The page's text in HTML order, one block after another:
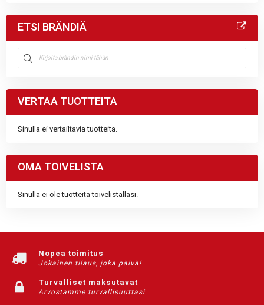
ETSI BRÄNDIÄ
VERTAA TUOTTEITA
Sinulla ei vertailtavia tuotteita.
OMA TOIVELISTA
Sinulla ei ole tuotteita toivelistallasi.
Nopea toimitus
Jokainen tilaus, joka päivä!
Turvalliset maksutavat
Arvostamme turvallisuuttasi